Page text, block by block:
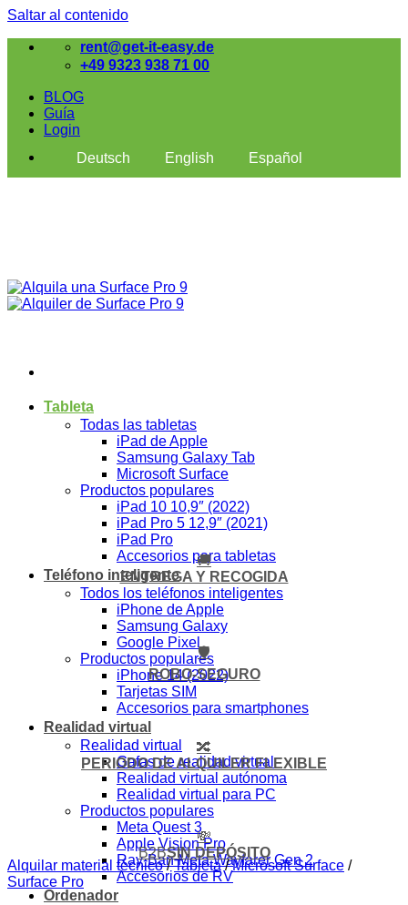
Saltar al contenido
rent@get-it-easy.de
+49 9323 938 71 00
BLOG
Guía
Login
Deutsch
English Español
Tableta
Todas las tabletas
iPad de Apple
Samsung Galaxy Tab
Microsoft Surface
Productos populares
iPad 10 10,9″ (2022)
iPad Pro 5 12,9″ (2021)
iPad Pro
Accesorios para tabletas
Teléfono inteligente
Todos los teléfonos inteligentes
iPhone de Apple
Samsung Galaxy
Google Pixel
Productos populares
iPhone 14 (2022)
Tarjetas SIM
Accesorios para smartphones
Realidad virtual
Realidad virtual
Gafas de realidad virtual
Realidad virtual autónoma
Realidad virtual para PC
Productos populares
Meta Quest 3
Apple Vision Pro
Ray-Ban Meta Wayfarer Gen 2
Accesorios de RV
Ordenador
🚚
ENTREGA Y RECOGIDA
🛡️
ROBO-SEGURO
🔀
PERIODO DE ALQUILER FLEXIBLE
💸
B2BSIN DEPÓSITO
Alquilar material técnico / Tableta / Microsoft Surface /
Surface Pro